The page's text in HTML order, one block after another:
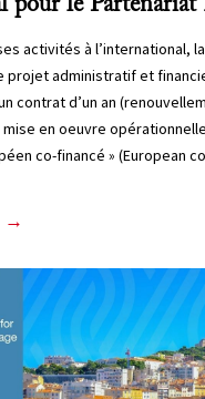
pour le
activités à l’international,
projet administratif et
contrat d’un an
mise en oeuvre
co-financé » (European